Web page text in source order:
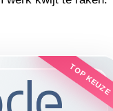
TOP KEUZE